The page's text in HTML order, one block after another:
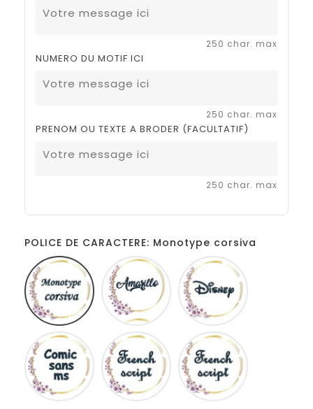
250 char. max
NUMERO DU MOTIF ICI
250 char. max
PRENOM OU TEXTE A BRODER (FACULTATIF)
250 char. max
POLICE DE CARACTERE: Monotype corsiva
Monotype
corsiva
Amarillo
Comic
sans
ms
French
script